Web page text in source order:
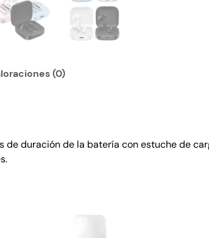
(0)
de duración de la batería con estuche de